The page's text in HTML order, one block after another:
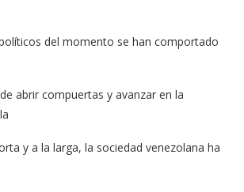
del momento se han comportado
abrir compuertas y avanzar en la
y a la larga, la sociedad venezolana ha